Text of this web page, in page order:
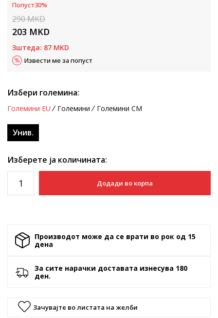
Попуст30%
290MKD
203 MKD
Зштеда: 87 MKD
Извести ме за попуст
Избери големина:
Големини EU Големини Големини CM
Унив.
Изберете ја количината:
Додади во корпа
Производот може да се врати во рок од 15
денa
За сите нарачки доставата изнесува 180
ден.
Зачувајте во листата на желби